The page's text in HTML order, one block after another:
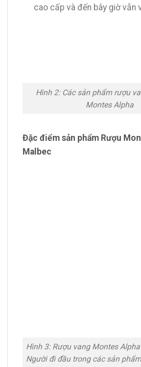
cao cấp và đến bây giờ vẫn
Hình 2: Các sản phẩm rượu
Montes Alpha
Đặc điểm sản phẩm Rượu
Malbec
Hình 3: Rượu vang Montes
Người đi đầu trong các sản